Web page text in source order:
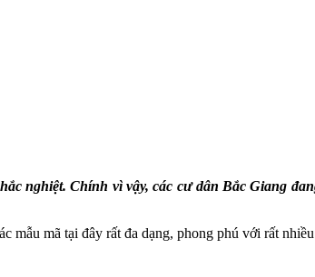
nghiệt. Chính vì vậy, các cư dân Bắc Giang
mẫu mã tại đây rất đa dạng, phong phú với rất